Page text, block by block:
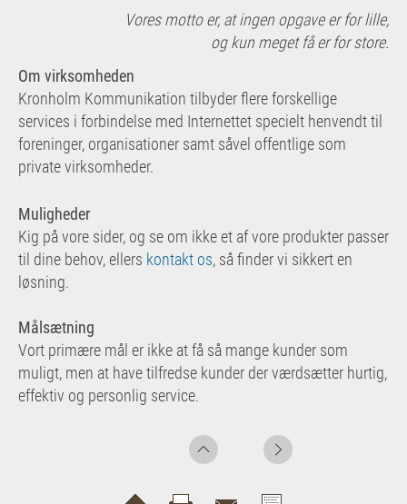
Vores motto er, at ingen opgave er for lille,
og kun meget få er for store.
Om virksomheden
Kronholm Kommunikation tilbyder flere forskellige
services i forbindelse med Internettet specielt henvendt til
foreninger, organisationer samt såvel offentlige som
private virksomheder.
Muligheder
Kig på vore sider, og se om ikke et af vore produkter passer
til dine behov, ellers kontakt os, så finder vi sikkert en
løsning.
Målsætning
Vort primære mål er ikke at få så mange kunder som
muligt, men at have tilfredse kunder der værdsætter hurtig,
effektiv og personlig service.